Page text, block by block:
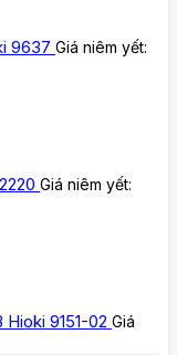
9637 Giá niêm yết:
Giá niêm yết:
9151-02 Giá